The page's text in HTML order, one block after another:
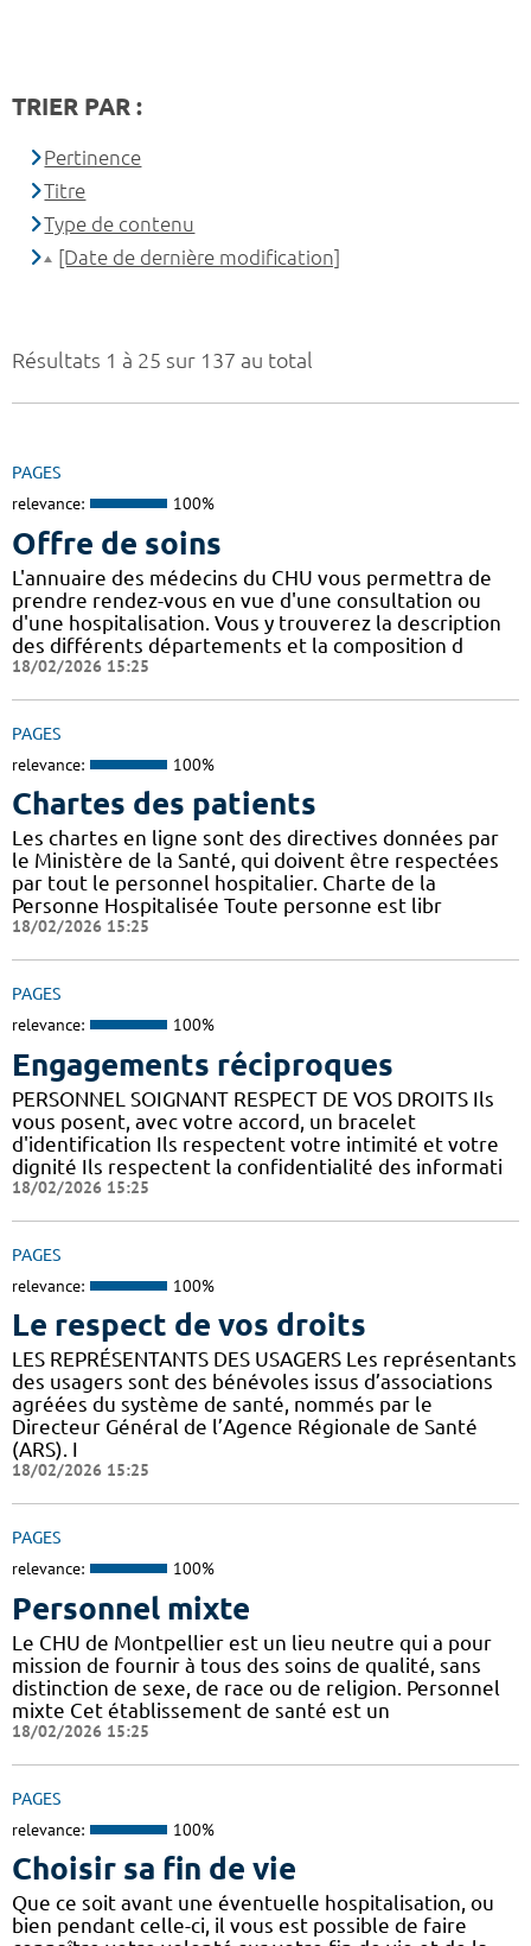
Résultats 1 à 25 sur 137 au total
PAGES
relevance: 100%
Offre de soins
L'annuaire des médecins du CHU vous permettra de
prendre rendez-vous en vue d'une consultation ou
d'une hospitalisation. Vous y trouverez la description
des différents départements et la composition d
18/02/2026 15:25
PAGES
relevance: 100%
Chartes des patients
Les chartes en ligne sont des directives données par
le Ministère de la Santé, qui doivent être respectées
par tout le personnel hospitalier. Charte de la
Personne Hospitalisée Toute personne est libr
18/02/2026 15:25
PAGES
relevance: 100%
Engagements réciproques
PERSONNEL SOIGNANT RESPECT DE VOS DROITS Ils
vous posent, avec votre accord, un bracelet
d'identification Ils respectent votre intimité et votre
dignité Ils respectent la confidentialité des informati
18/02/2026 15:25
PAGES
relevance: 100%
Le respect de vos droits
LES REPRÉSENTANTS DES USAGERS Les représentants
des usagers sont des bénévoles issus d’associations
agréées du système de santé, nommés par le
Directeur Général de l’Agence Régionale de Santé
(ARS). I
18/02/2026 15:25
PAGES
relevance: 100%
Personnel mixte
Le CHU de Montpellier est un lieu neutre qui a pour
mission de fournir à tous des soins de qualité, sans
distinction de sexe, de race ou de religion. Personnel
mixte Cet établissement de santé est un
18/02/2026 15:25
PAGES
relevance: 100%
Choisir sa fin de vie
Que ce soit avant une éventuelle hospitalisation, ou
bien pendant celle-ci, il vous est possible de faire
TRIER PAR :
Pertinence
Titre
Type de contenu
[Date de dernière modification]